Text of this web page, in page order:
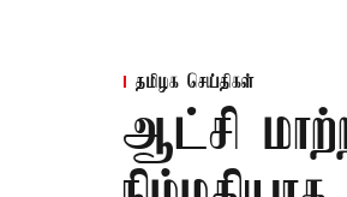
தமிழக செய்திகள்
ஆட்சி